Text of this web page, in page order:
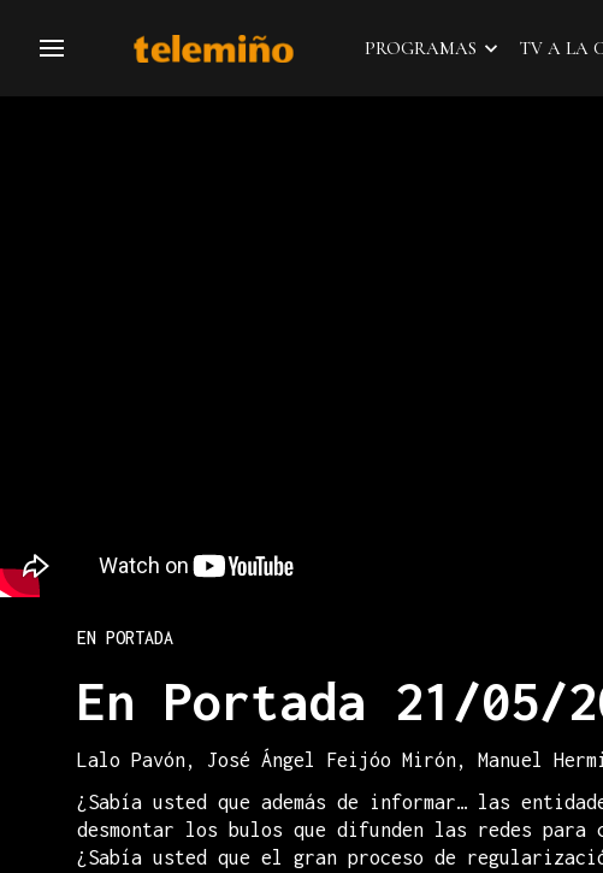
Navegación PROGRAMAS TV A LA
EN PORTADA
En Portada 21/05/
Lalo Pavón, José Ángel Feijóo Mirón, Manuel
¿Sabía usted que además de informar… las
desmontar los bulos que difunden las redes para
¿Sabía usted que el gran proceso de